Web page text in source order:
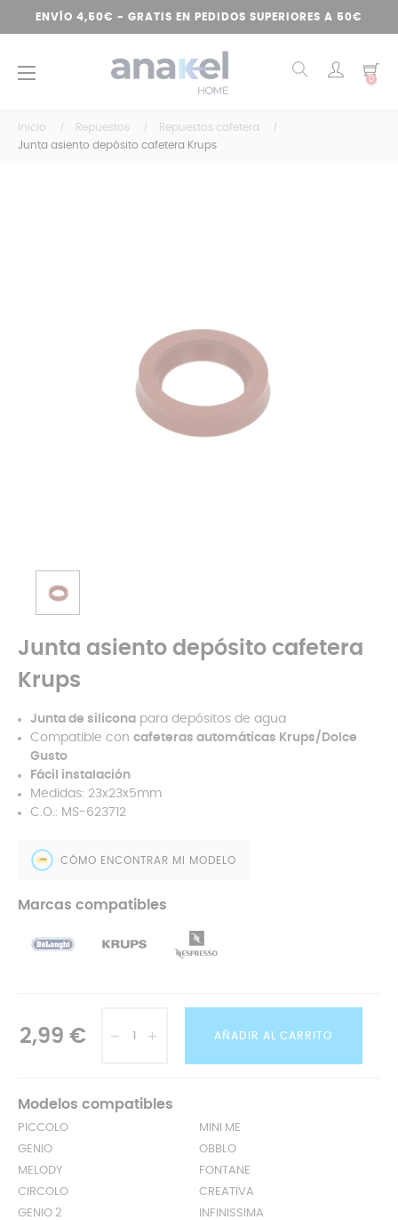
ENVÍO 4,50€ - GRATIS EN PEDIDOS SUPERIORES A 50€
Navegación
☰ 0
Inicio Repuestos
Repuestos cafetera
Junta asiento depósito cafetera Krups
Junta asiento depósito cafetera
Krups
Junta de silicona para depósitos de agua
Compatible con cafeteras automáticas Krups/Dolce
Gusto
Fácil instalación
Medidas: 23x23x5mm
C.O.: MS-623712
CÓMO ENCONTRAR MI MODELO
Marcas compatibles
2,99 € AÑADIR AL CARRITO
Modelos compatibles
PICCOLO
MINI ME
GENIO
OBBLO
MELODY
FONTANE
CIRCOLO
CREATIVA
GENIO 2
INFINISSIMA